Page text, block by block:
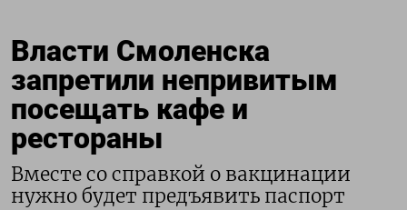
Власти Смоленска
запретили непривитым
посещать кафе и
рестораны
Вместе со справкой о вакцинации
нужно будет предъявить паспорт